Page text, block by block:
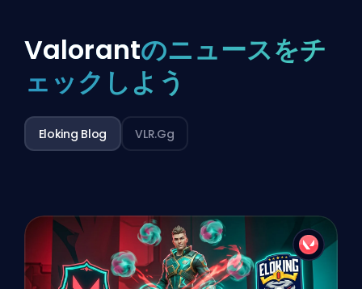
Valorantのニュースをチ
ェックしよう
Eloking Blog VLR.gg